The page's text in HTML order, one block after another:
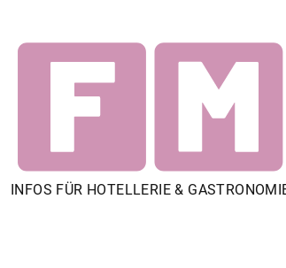
INFOS FÜR HOTELLERIE &